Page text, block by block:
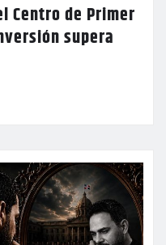
Centro de Primer
supera